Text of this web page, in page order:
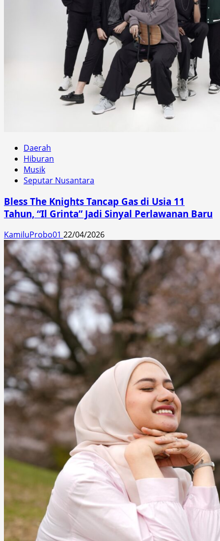
Daerah
Hiburan
Musik
Seputar Nusantara
Bless The Knights Tancap Gas di Usia 11
Tahun, “Il Grinta” Jadi Sinyal Perlawanan Baru
KamiluProbo01 22/04/2026